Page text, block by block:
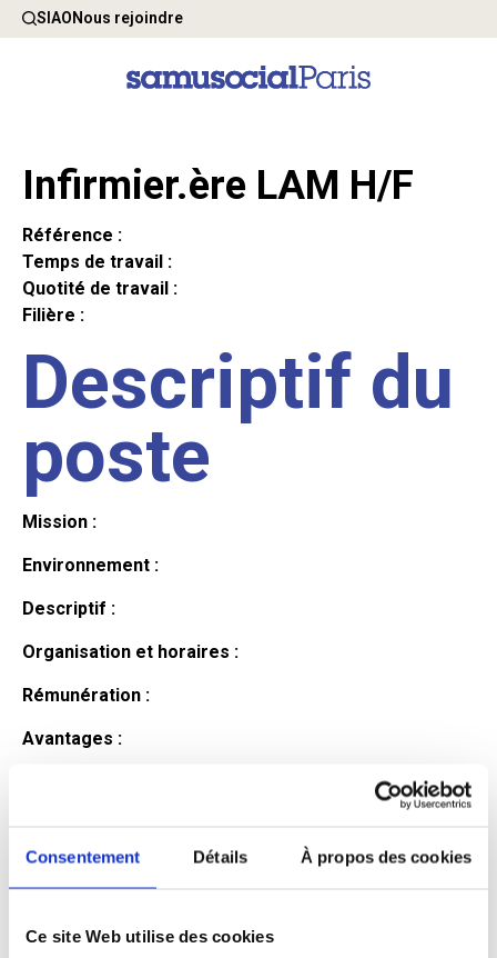
Consentement Détails À propos des cookies
Ce site Web utilise des cookies
SIAONous rejoindre
Infirmier.ère LAM H/F
Référence :
Temps de travail :
Quotité de travail :
Filière :
Descriptif du
poste
Mission :
Environnement :
Descriptif :
Organisation et horaires :
Rémunération :
Avantages :
candidat
Qualifications et diplômes :